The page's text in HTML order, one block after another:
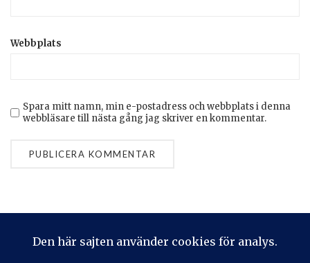
Webbplats
Spara mitt namn, min e-postadress och webbplats i denna
webbläsare till nästa gång jag skriver en kommentar.
Privacy & Cookies: This site uses cookies. By continuing to use
this website, you agree to their use.